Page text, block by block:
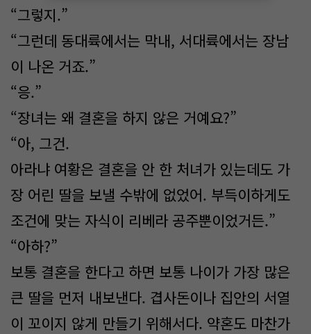
“그렇지.”
“그런데 동대륙에서는 막내, 서대륙에서는 장남
이 나온 거죠.”
“응.”
“장녀는 왜 결혼을 하지 않은 거예요?”
“아, 그건.
아라냐 여황은 결혼을 안 한 처녀가 있는데도 가
장 어린 딸을 보낼 수밖에 없었어. 부득이하게도
조건에 맞는 자식이 리베라 공주뿐이었거든.”
“아하?”
보통 결혼을 한다고 하면 보통 나이가 가장 많은
큰 딸을 먼저 내보낸다. 겹사돈이나 집안의 서열
이 꼬이지 않게 만들기 위해서다. 약혼도 마찬가